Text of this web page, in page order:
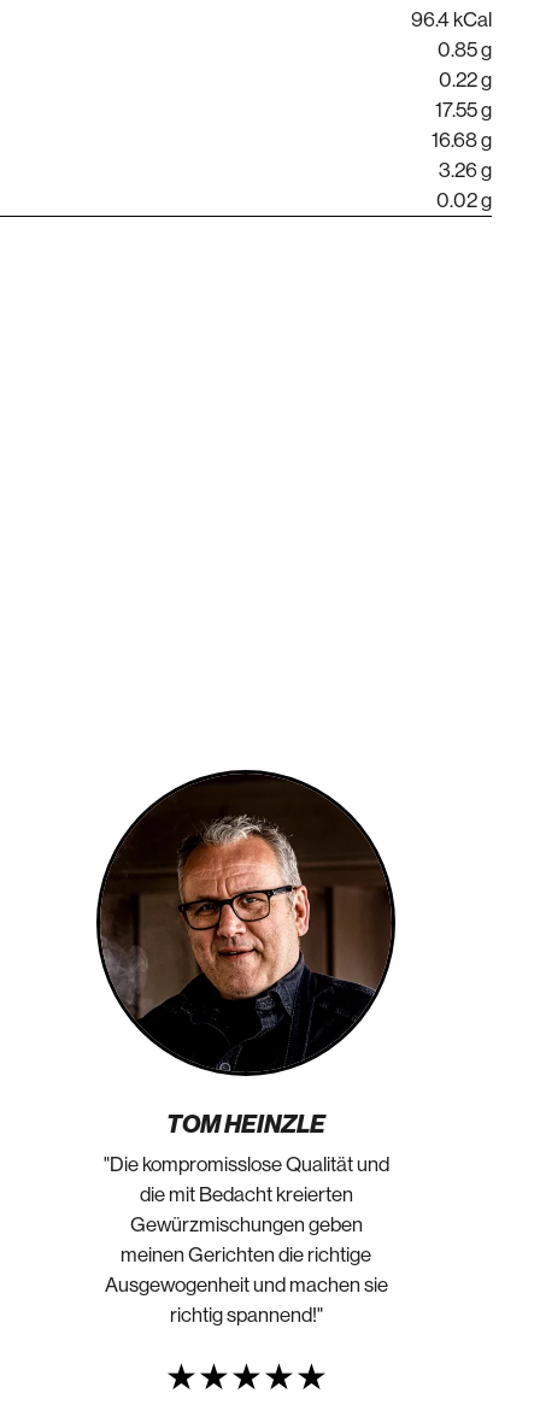
96.4 kCal
0.85 g
0.22 g
17.55 g
16.68 g
3.26 g
0.02 g
TOM HEINZLE
"Die kompromisslose Qualität und
die mit Bedacht kreierten
Gewürzmischungen geben
meinen Gerichten die richtige
Ausgewogenheit und machen sie
richtig spannend!"